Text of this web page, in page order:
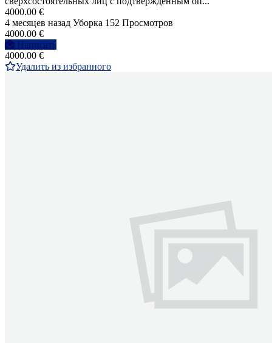
4000.00 €
4 месяцев назад Уборка 152 Просмотров
4000.00 €
Написать
4000.00 €
Удалить из избранного